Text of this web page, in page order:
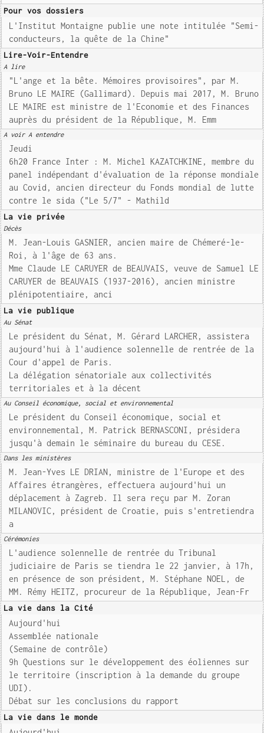
Pour vos dossiers
L'Institut Montaigne publie une note intitulée "Semi-
conducteurs, la quête de la Chine"
Lire-Voir-Entendre
A lire
"L'ange et la bête. Mémoires provisoires", par M.
Bruno LE MAIRE (Gallimard). Depuis mai 2017, M. Bruno
LE MAIRE est ministre de l'Economie et des Finances
auprès du président de la République, M. Emm
A voir A entendre
Jeudi
6h20 France Inter : M. Michel KAZATCHKINE, membre du
panel indépendant d'évaluation de la réponse mondiale
au Covid, ancien directeur du Fonds mondial de lutte
contre le sida ("Le 5/7" - Mathild
La vie privée
Décès
M. Jean-Louis GASNIER, ancien maire de Chémeré-le-
Roi, à l'âge de 63 ans.
Mme Claude LE CARUYER de BEAUVAIS, veuve de Samuel LE
CARUYER de BEAUVAIS (1937-2016), ancien ministre
plénipotentiaire, anci
La vie publique
Au Sénat
Le président du Sénat, M. Gérard LARCHER, assistera
aujourd'hui à l'audience solennelle de rentrée de la
Cour d'appel de Paris.
La délégation sénatoriale aux collectivités
territoriales et à la décent
Au Conseil économique, social et environnemental
Le président du Conseil économique, social et
environnemental, M. Patrick BERNASCONI, présidera
jusqu'à demain le séminaire du bureau du CESE.
Dans les ministères
M. Jean-Yves LE DRIAN, ministre de l'Europe et des
Affaires étrangères, effectuera aujourd'hui un
déplacement à Zagreb. Il sera reçu par M. Zoran
MILANOVIC, président de Croatie, puis s'entretiendra
a
Cérémonies
L'audience solennelle de rentrée du Tribunal
judiciaire de Paris se tiendra le 22 janvier, à 17h,
en présence de son président, M. Stéphane NOEL, de
MM. Rémy HEITZ, procureur de la République, Jean-Fr
La vie dans la Cité
Aujourd'hui
Assemblée nationale
(Semaine de contrôle)
9h Questions sur le développement des éoliennes sur
le territoire (inscription à la demande du groupe
UDI).
Débat sur les conclusions du rapport
La vie dans le monde